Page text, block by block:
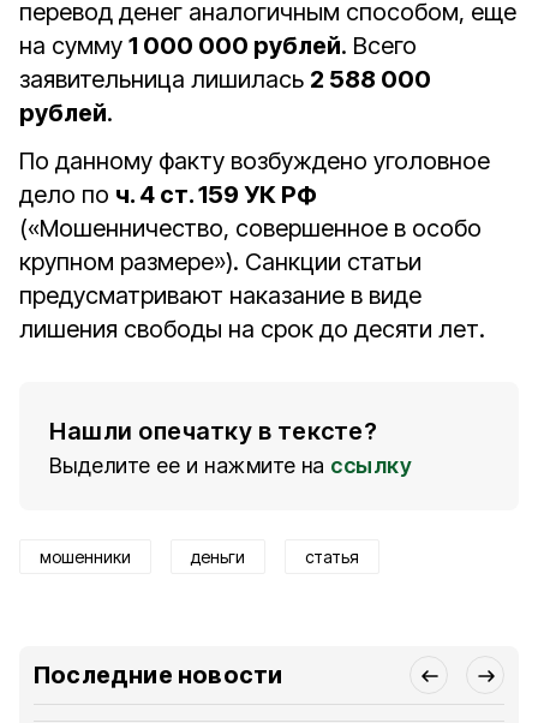
перевод денег аналогичным способом, еще
на сумму 1 000 000 рублей. Всего
заявительница лишилась 2 588 000
рублей.
По данному факту возбуждено уголовное
дело по ч. 4 ст. 159 УК РФ
(«Мошенничество, совершенное в особо
крупном размере»). Санкции статьи
предусматривают наказание в виде
лишения свободы на срок до десяти лет.
Нашли опечатку в тексте?
Выделите ее и нажмите на ссылку
мошенники деньги статья
Последние новости